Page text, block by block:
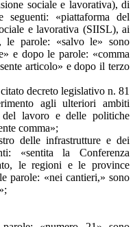
sociale e lavorativa), di
«piattaforma del
e lavorativa (SIISL), ai
le parole: «salvo le» sono
e dopo le parole: «comma
articolo» e dopo il terzo
decreto legislativo n. 81
agli ulteriori ambiti
lavoro e delle politiche
comma»;
delle infrastrutture e dei
«sentita la Conferenza
le regioni e le province
parole: «nei cantieri,» sono